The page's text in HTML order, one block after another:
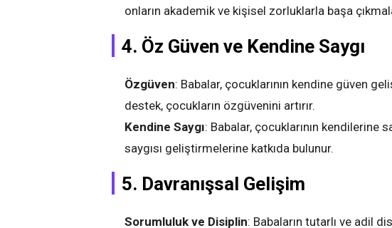
onların akademik ve kişisel zorluklarla başa
4. Öz Güven ve Kendine Saygı
Özgüven: Babalar, çocuklarının kendine güven
destek, çocukların özgüvenini artırır.
Kendine Saygı: Babalar, çocuklarının kendilerine
saygısı geliştirmelerine katkıda bulunur.
5. Davranışsal Gelişim
Sorumluluk ve Disiplin: Babaların tutarlı ve adil